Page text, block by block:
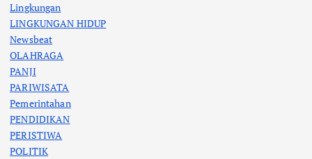
Lingkungan
LINGKUNGAN HIDUP
Newsbeat
OLAHRAGA
PANJI
PARIWISATA
Pemerintahan
PENDIDIKAN
PERISTIWA
POLITIK